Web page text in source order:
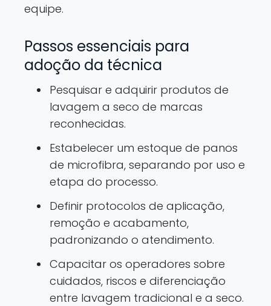
equipe.
Passos essenciais para
adoção da técnica
Pesquisar e adquirir produtos de
lavagem a seco de marcas
reconhecidas.
Estabelecer um estoque de panos
de microfibra, separando por uso e
etapa do processo.
Definir protocolos de aplicação,
remoção e acabamento,
padronizando o atendimento.
Capacitar os operadores sobre
cuidados, riscos e diferenciação
entre lavagem tradicional e a seco.